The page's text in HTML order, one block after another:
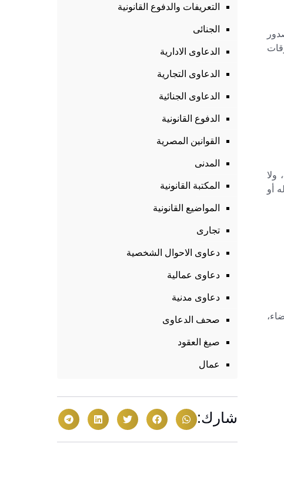
ولا
أو
التعريفات والدفوع القانونية
الجنائى
الدعاوى الادارية
الدعاوى التجارية
الدعاوى الجنائية
الدفوع القانونية
القوانين المصرية
المدنى
المكتبة القانونية
المواضيع القانونية
تجارى
دعاوى الاحوال الشخصية
دعاوى عمالية
دعاوى مدنية
صحف الدعاوى
صيغ العقود
عمال
شارك: